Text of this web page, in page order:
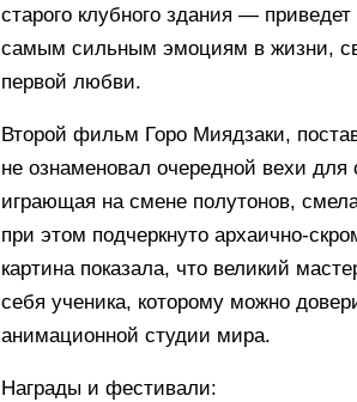
старого клубного здания —
самым сильным эмоциям в жизни,
первой любви.
Второй фильм Горо Миядзаки,
не ознаменовал очередной вехи
играющая на смене полутонов,
при этом подчеркнуто архаично-
картина показала, что великий
себя ученика, которому можно
анимационной студии мира.
Награды и фестивали: